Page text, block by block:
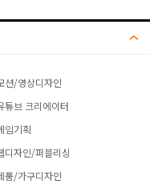
션/영상디자인
튜브 크리에이터
임기획
디자인/퍼블리싱
품/가구디자인